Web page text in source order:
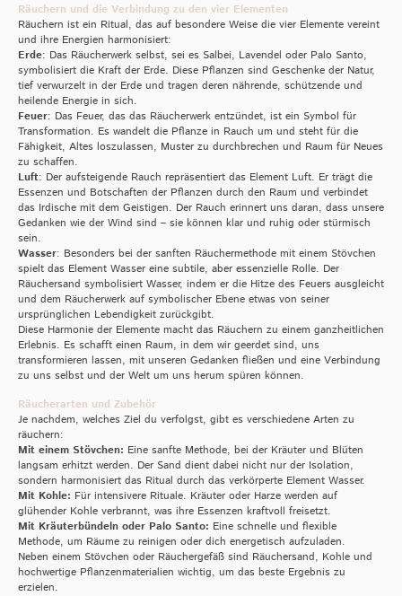
Räuchern und die Verbindung zu den vier Elementen
Räuchern ist ein Ritual, das auf besondere Weise die vier Elemente vereint
und ihre Energien harmonisiert:
Erde: Das Räucherwerk selbst, sei es Salbei, Lavendel oder Palo Santo,
symbolisiert die Kraft der Erde. Diese Pflanzen sind Geschenke der Natur,
tief verwurzelt in der Erde und tragen deren nährende, schützende und
heilende Energie in sich.
Feuer: Das Feuer, das das Räucherwerk entzündet, ist ein Symbol für
Transformation. Es wandelt die Pflanze in Rauch um und steht für die
Fähigkeit, Altes loszulassen, Muster zu durchbrechen und Raum für Neues
zu schaffen.
Luft: Der aufsteigende Rauch repräsentiert das Element Luft. Er trägt die
Essenzen und Botschaften der Pflanzen durch den Raum und verbindet
das Irdische mit dem Geistigen. Der Rauch erinnert uns daran, dass unsere
Gedanken wie der Wind sind – sie können klar und ruhig oder stürmisch
sein.
Wasser: Besonders bei der sanften Räuchermethode mit einem Stövchen
spielt das Element Wasser eine subtile, aber essenzielle Rolle. Der
Räuchersand symbolisiert Wasser, indem er die Hitze des Feuers ausgleicht
und dem Räucherwerk auf symbolischer Ebene etwas von seiner
ursprünglichen Lebendigkeit zurückgibt.
Diese Harmonie der Elemente macht das Räuchern zu einem ganzheitlichen
Erlebnis. Es schafft einen Raum, in dem wir geerdet sind, uns
transformieren lassen, mit unseren Gedanken fließen und eine Verbindung
zu uns selbst und der Welt um uns herum spüren können.
Räucherarten und Zubehör
Je nachdem, welches Ziel du verfolgst, gibt es verschiedene Arten zu
räuchern:
Mit einem Stövchen: Eine sanfte Methode, bei der Kräuter und Blüten
langsam erhitzt werden. Der Sand dient dabei nicht nur der Isolation,
sondern harmonisiert das Ritual durch das verkörperte Element Wasser.
Mit Kohle: Für intensivere Rituale. Kräuter oder Harze werden auf
glühender Kohle verbrannt, was ihre Essenzen kraftvoll freisetzt.
Mit Kräuterbündeln oder Palo Santo: Eine schnelle und flexible
Methode, um Räume zu reinigen oder dich energetisch aufzuladen.
Neben einem Stövchen oder Räuchergefäß sind Räuchersand, Kohle und
hochwertige Pflanzenmaterialien wichtig, um das beste Ergebnis zu
erzielen.